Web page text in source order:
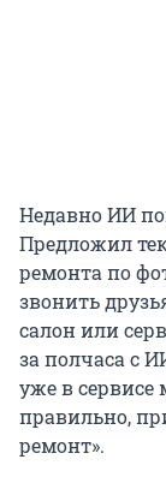
Недавно ИИ
Предложил
ремонта по
звонить
салон или
за полчаса с
уже в сервисе
правильно,
ремонт».